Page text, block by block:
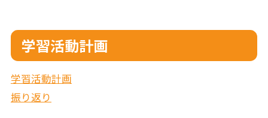
学習活動計画
学習活動計画
振り返り